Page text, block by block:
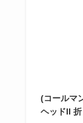
(コールマ
ヘッドII